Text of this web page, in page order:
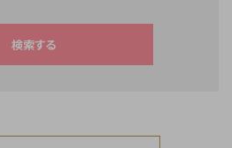
検索する